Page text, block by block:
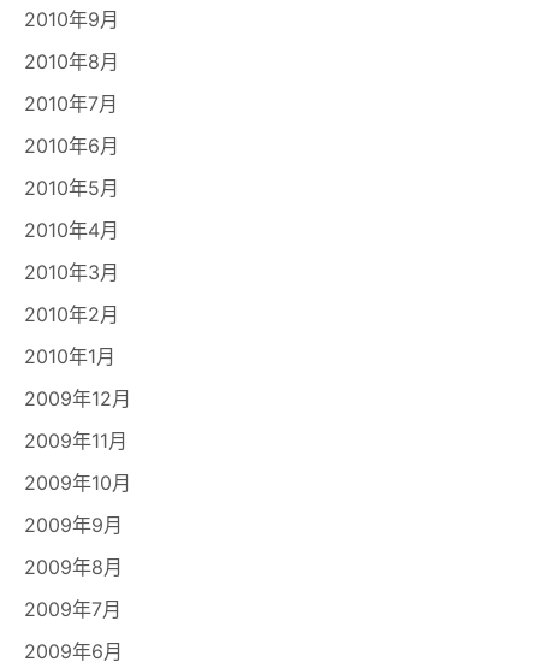
2010年9月
2010年8月
2010年7月
2010年6月
2010年5月
2010年4月
2010年3月
2010年2月
2010年1月
2009年12月
2009年11月
2009年10月
2009年9月
2009年8月
2009年7月
2009年6月